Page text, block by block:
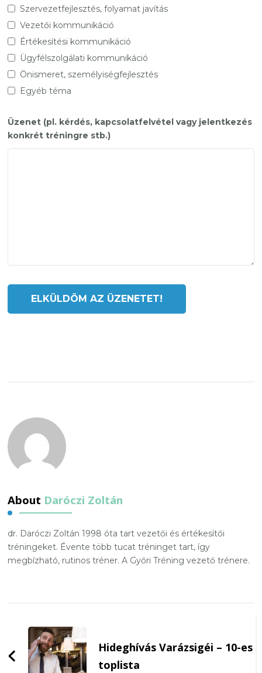
Szervezetfejlesztés, folyamat javítás
Vezetői kommunikáció
Értékesítési kommunikáció
Ügyfélszolgálati kommunikáció
Önismeret, személyiségfejlesztés
Egyéb téma
Üzenet (pl. kérdés, kapcsolatfelvétel vagy jelentkezés
konkrét tréningre stb.)
About Daróczi Zoltán
dr. Daróczi Zoltán 1998 óta tart vezetői és értékesítői
tréningeket. Évente több tucat tréninget tart, így
megbízható, rutinos tréner. A Győri Tréning vezető trénere.
Navigation
Hideghívás Varázsigéi – 10-es
toplista